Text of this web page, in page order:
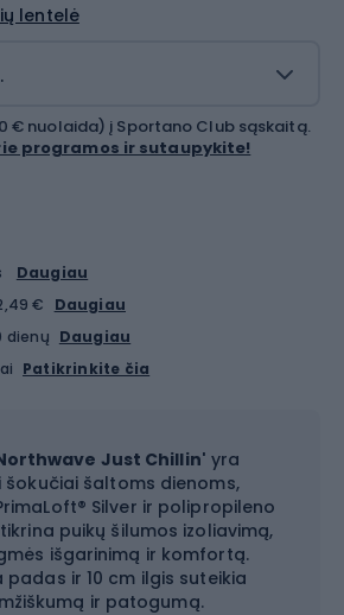
lentelė
€ nuolaida) į Sportano Club sąskaitą.
programos ir sutaupykite!
Daugiau
€
Daugiau
dienų Daugiau
Patikrinkite čia
Just Chillin' yra
šokučiai šaltoms dienoms,
Silver ir polipropileno
puikų šilumos izoliavimą,
išgarinimą ir komfortą.
padas ir 10 cm ilgis suteikia
ir patogumą.